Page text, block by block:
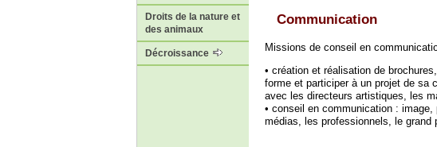
Droits de la nature et
des animaux
Décroissance
Communication
Missions de conseil en
• création et réalisation de
forme et participer à un projet de sa
avec les directeurs artistiques, les
• conseil en communication :
médias, les professionnels, le grand